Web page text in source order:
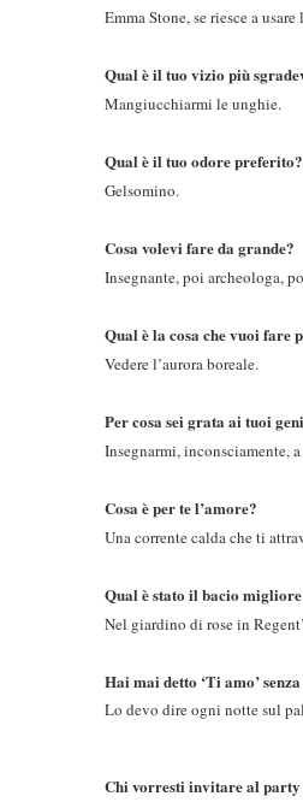
Emma Stone, se riesce a
Qual è il tuo vizio più
Mangiucchiarmi le unghie.
Qual è il tuo odore preferito?
Gelsomino.
Cosa volevi fare da grande?
Insegnante, poi archeologa,
Qual è la cosa che vuoi
Vedere l’aurora boreale.
Per cosa sei grata ai tuoi
Insegnarmi, inconsciamente,
Cosa è per te l’amore?
Una corrente calda che ti
Qual è stato il bacio
Nel giardino di rose in
Hai mai detto ‘Ti amo’
Lo devo dire ogni notte sul
Chi vorresti invitare al party